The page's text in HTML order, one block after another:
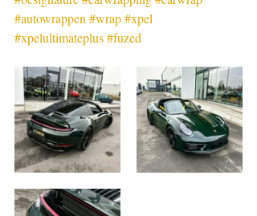
#autowrappen #wrap#xpel
#xpelultimateplus#fuzed